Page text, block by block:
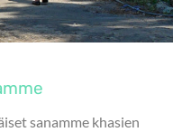
sanamme khasien